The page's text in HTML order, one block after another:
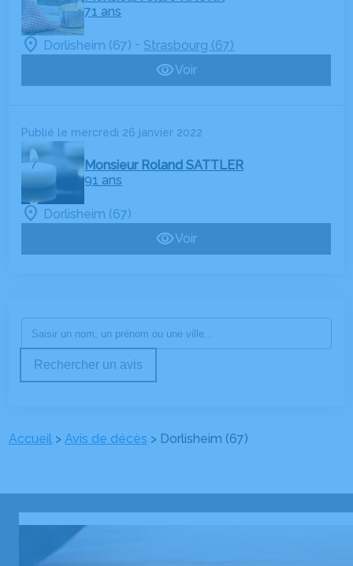
71 ans
Dorlisheim (67) - Strasbourg (67)
Voir
Publié le mercredi 26 janvier 2022
Monsieur Roland SATTLER
91 ans
Dorlisheim (67)
Voir
Rechercher un avis
Accueil >Avis de décès > Dorlisheim (67)